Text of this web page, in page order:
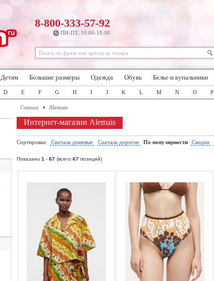
8-800-333-57-92
ПН-ПТ, 10:00-18:00
Детям Большие размеры Одежда Обувь Белье и купальники
D E F G H I J K L M N O P
Главная Alemais
Интернет-магазин Alemais
Сортировка: Сначала дешевые Сначала дорогие По популярности Скидки
Показано 1 - 67 (всего 67 позиций)